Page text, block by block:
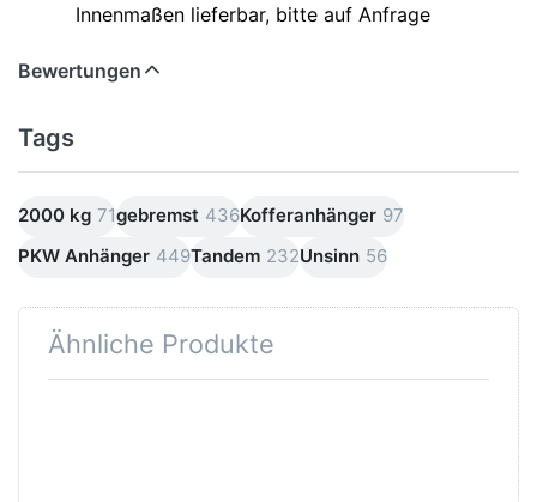
Innenmaßen lieferbar, bitte auf Anfrage
Bewertungen
Tags
2000 kg 71gebremst 436Kofferanhänger 97
PKW Anhänger 449Tandem 232Unsinn 56
Ähnliche Produkte